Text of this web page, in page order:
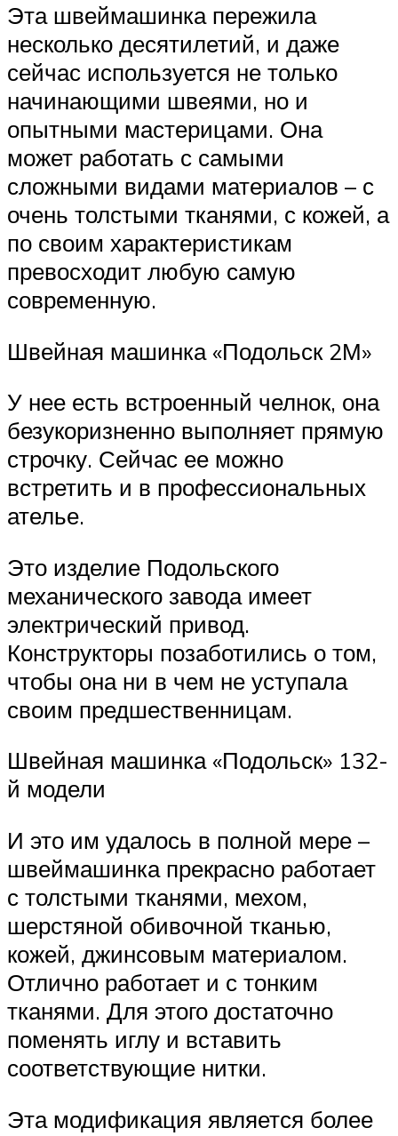
Эта швеймашинка пережила
несколько десятилетий, и даже
сейчас используется не только
начинающими швеями, но и
опытными мастерицами. Она
может работать с самыми
сложными видами материалов – с
очень толстыми тканями, с кожей, а
по своим характеристикам
превосходит любую самую
современную.
Швейная машинка «Подольск 2М»
У нее есть встроенный челнок, она
безукоризненно выполняет прямую
строчку. Сейчас ее можно
встретить и в профессиональных
ателье.
Это изделие Подольского
механического завода имеет
электрический привод.
Конструкторы позаботились о том,
чтобы она ни в чем не уступала
своим предшественницам.
Швейная машинка «Подольск» 132-
й модели
И это им удалось в полной мере –
швеймашинка прекрасно работает
с толстыми тканями, мехом,
шерстяной обивочной тканью,
кожей, джинсовым материалом.
Отлично работает и с тонким
тканями. Для этого достаточно
поменять иглу и вставить
соответствующие нитки.
Эта модификация является более